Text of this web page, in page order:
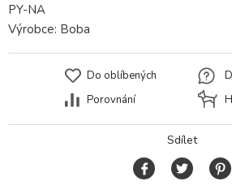
PY-NA
Výrobce: Boba
Do oblíbených
Porovnání
Sdílet